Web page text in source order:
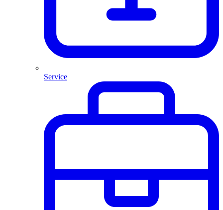
Service